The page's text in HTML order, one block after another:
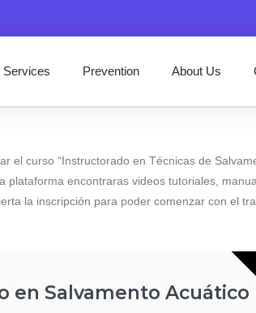
Services Prevention About Us
el curso “Instructorado en Técnicas de
encontraras videos tutoriales,
la inscripción para poder comenzar con el
en Salvamento Acuático